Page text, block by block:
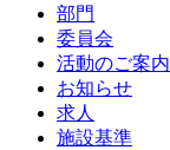
部門
委員会
活動のご案内
お知らせ
求人
施設基準